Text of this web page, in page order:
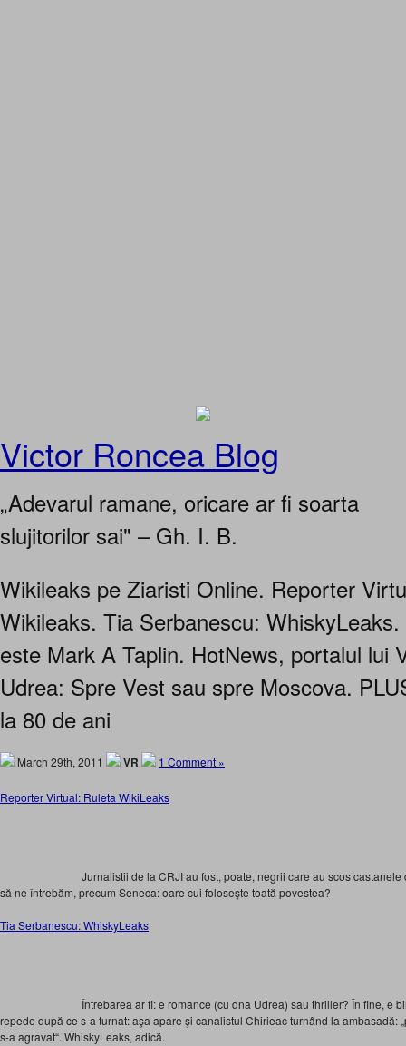
Victor Roncea Blog
„Adevarul ramane, oricare ar fi soarta
slujitorilor sai" – Gh. I. B.
Wikileaks pe Ziaristi Online. Reporter
Wikileaks. Tia Serbanescu:
este Mark A Taplin. HotNews, portalul lui
Udrea: Spre Vest sau spre Moscova.
la 80 de ani
March 29th, 2011 VR 1 Comment »
Reporter Virtual: Ruleta WikiLeaks
Jurnalistii de la CRJI au fost, poate, negrii care au scos
să ne întrebăm, precum Seneca: oare cui foloseşte toată povestea?
Tia Serbanescu: WhiskyLeaks
Întrebarea ar fi: e romance (cu dna Udrea) sau thriller? În fine, e
repede după ce s-a turnat: aşa apare şi canalistul Chirieac turnând la ambasadă:
s-a agravat“. WhiskyLeaks, adică.